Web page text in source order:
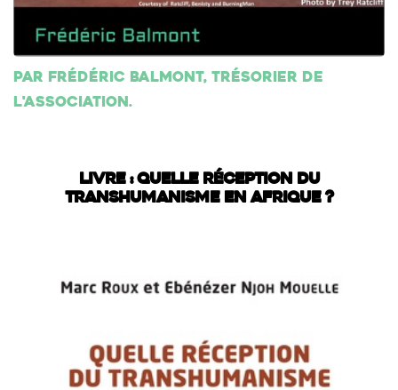
Par Frédéric Balmont, trésorier de
l'association.
LIVRE : QUELLE RÉCEPTION DU
TRANSHUMANISME EN AFRIQUE ?